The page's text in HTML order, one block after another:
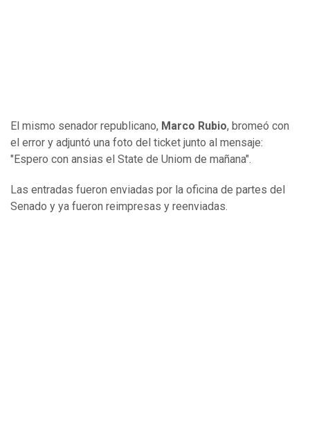
El mismo senador republicano, Marco Rubio, bromeó con
el error y adjuntó una foto del ticket junto al mensaje:
"Espero con ansias el State de Uniom de mañana".
Las entradas fueron enviadas por la oficina de partes del
Senado y ya fueron reimpresas y reenviadas.